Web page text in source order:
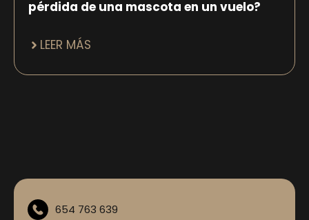
pérdida de una mascota en un vuelo?
LEER MÁS
654 763 639